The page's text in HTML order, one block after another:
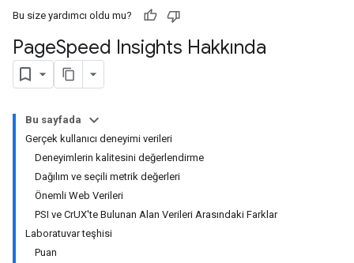
Bu size yardımcı oldu mu?
PageSpeed Insights Hakkında
Bu sayfada
Gerçek kullanıcı deneyimi verileri
Deneyimlerin kalitesini değerlendirme
Dağılım ve seçili metrik değerleri
Önemli Web Verileri
PSI ve CrUX'te Bulunan Alan Verileri Arasındaki Farklar
Laboratuvar teşhisi
Puan